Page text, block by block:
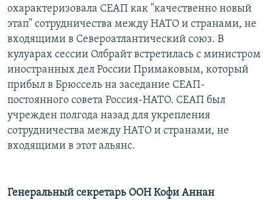
охарактеризовала СЕАП как "качественно новый
этап" сотрудничества между НАТО и странами, не
входящими в Североатлантический союз. В
кулуарах сессии Олбрайт встретилась с министром
иностранных дел России Примаковым, который
прибыл в Брюссель на заседание СЕАП-
постоянного совета Россия-НАТО. СЕАП был
учрежден полгода назад для укрепления
сотрудничества между НАТО и странами, не
входящими в этот альянс.
Генеральный секретарь ООН Кофи Аннан